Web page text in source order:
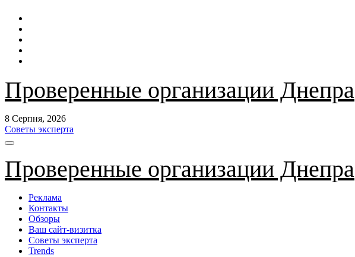
Перейти
контенту
Проверенные организации Днепра
8 Серпня, 2026
Советы эксперта
Проверенные организации Днепра
Реклама
Контакты
Обзоры
Ваш сайт-визитка
Советы эксперта
Trends